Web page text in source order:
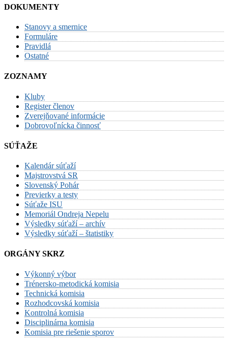
DOKUMENTY
Stanovy a smernice
Formuláre
Pravidlá
Ostatné
ZOZNAMY
Kluby
Register členov
Zverejňované informácie
Dobrovoľnícka činnosť
SÚŤAŽE
Kalendár súťaží
Majstrovstvá SR
Slovenský Pohár
Previerky a testy
Súťaže ISU
Memoriál Ondreja Nepelu
Výsledky súťaží – archív
Výsledky súťaží – štatistiky
ORGÁNY SKRZ
Výkonný výbor
Trénersko-metodická komisia
Technická komisia
Rozhodcovská komisia
Kontrolná komisia
Disciplinárna komisia
Komisia pre riešenie sporov